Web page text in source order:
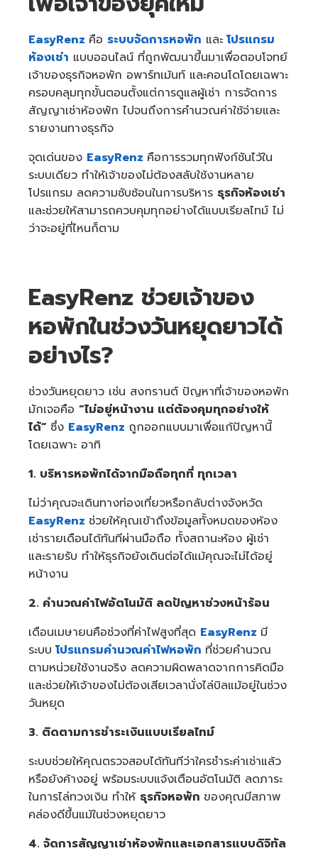
EasyRenz คือ ระบบจัดการหอพัก และ โปรแกรม
ห้องเช่า แบบออนไลน์ ที่ถูกพัฒนาขึ้นมาเพื่อตอบโจทย์
เจ้าของธุรกิจหอพัก อพาร์ทเม้นท์ และคอนโดโดยเฉพาะ
ครอบคลุมทุกขั้นตอนตั้งแต่การดูแลผู้เช่า การจัดการ
สัญญาเช่าห้องพัก ไปจนถึงการคำนวณค่าใช้จ่ายและ
รายงานทางธุรกิจ
จุดเด่นของ EasyRenz คือการรวมทุกฟังก์ชันไว้ใน
ระบบเดียว ทำให้เจ้าของไม่ต้องสลับใช้งานหลาย
โปรแกรม ลดความซับซ้อนในการบริหาร ธุรกิจห้องเช่า
และช่วยให้สามารถควบคุมทุกอย่างได้แบบเรียลไทม์ ไม่
ว่าจะอยู่ที่ไหนก็ตาม
EasyRenz ช่วยเจ้าของ
หอพักในช่วงวันหยุดยาวได้
อย่างไร?
ช่วงวันหยุดยาว เช่น สงกรานต์ ปัญหาที่เจ้าของหอพัก
มักเจอคือ“ไม่อยู่หน้างาน แต่ต้องคุมทุกอย่างให้
ได้” ซึ่ง EasyRenz ถูกออกแบบมาเพื่อแก้ปัญหานี้
โดยเฉพาะ อาทิ
1. บริหารหอพักได้จากมือถือทุกที่ ทุกเวลา
ไม่ว่าคุณจะเดินทางท่องเที่ยวหรือกลับต่างจังหวัด
EasyRenz ช่วยให้คุณเข้าถึงข้อมูลทั้งหมดของห้อง
เช่ารายเดือนได้ทันทีผ่านมือถือ ทั้งสถานะห้อง ผู้เช่า
และรายรับ ทำให้ธุรกิจยังเดินต่อได้แม้คุณจะไม่ได้อยู่
หน้างาน
2. คำนวณค่าไฟอัตโนมัติ ลดปัญหาช่วงหน้าร้อน
เดือนเมษายนคือช่วงที่ค่าไฟสูงที่สุด EasyRenz มี
ระบบ โปรแกรมคำนวณค่าไฟหอพัก ที่ช่วยคำนวณ
ตามหน่วยใช้งานจริง ลดความผิดพลาดจากการคิดมือ
และช่วยให้เจ้าของไม่ต้องเสียเวลานั่งไล่บิลแม้อยู่ในช่วง
วันหยุด
3. ติดตามการชำระเงินแบบเรียลไทม์
ระบบช่วยให้คุณตรวจสอบได้ทันทีว่าใครชำระค่าเช่าแล้ว
หรือยังค้างอยู่ พร้อมระบบแจ้งเตือนอัตโนมัติ ลดภาระ
ในการไล่ทวงเงิน ทำให้ ธุรกิจหอพัก ของคุณมีสภาพ
คล่องดีขึ้นแม้ในช่วงหยุดยาว
4. จัดการสัญญาเช่าห้องพักและเอกสารแบบดิจิทัล